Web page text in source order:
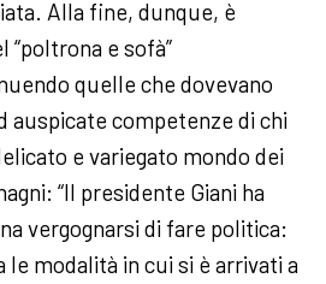
Alla fine, dunque, è
“poltrona e sofà”
quelle che dovevano
auspicate competenze di chi
e variegato mondo dei
“Il presidente Giani ha
vergognarsi di fare politica:
le modalità in cui si è arrivati a